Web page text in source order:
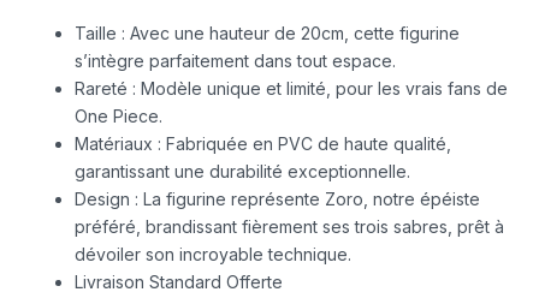
Taille : Avec une hauteur de 20cm, cette figurine
s’intègre parfaitement dans tout espace.
Rareté : Modèle unique et limité, pour les vrais fans de
One Piece.
Matériaux : Fabriquée en PVC de haute qualité,
garantissant une durabilité exceptionnelle.
Design : La figurine représente Zoro, notre épéiste
préféré, brandissant fièrement ses trois sabres, prêt à
dévoiler son incroyable technique.
Livraison Standard Offerte